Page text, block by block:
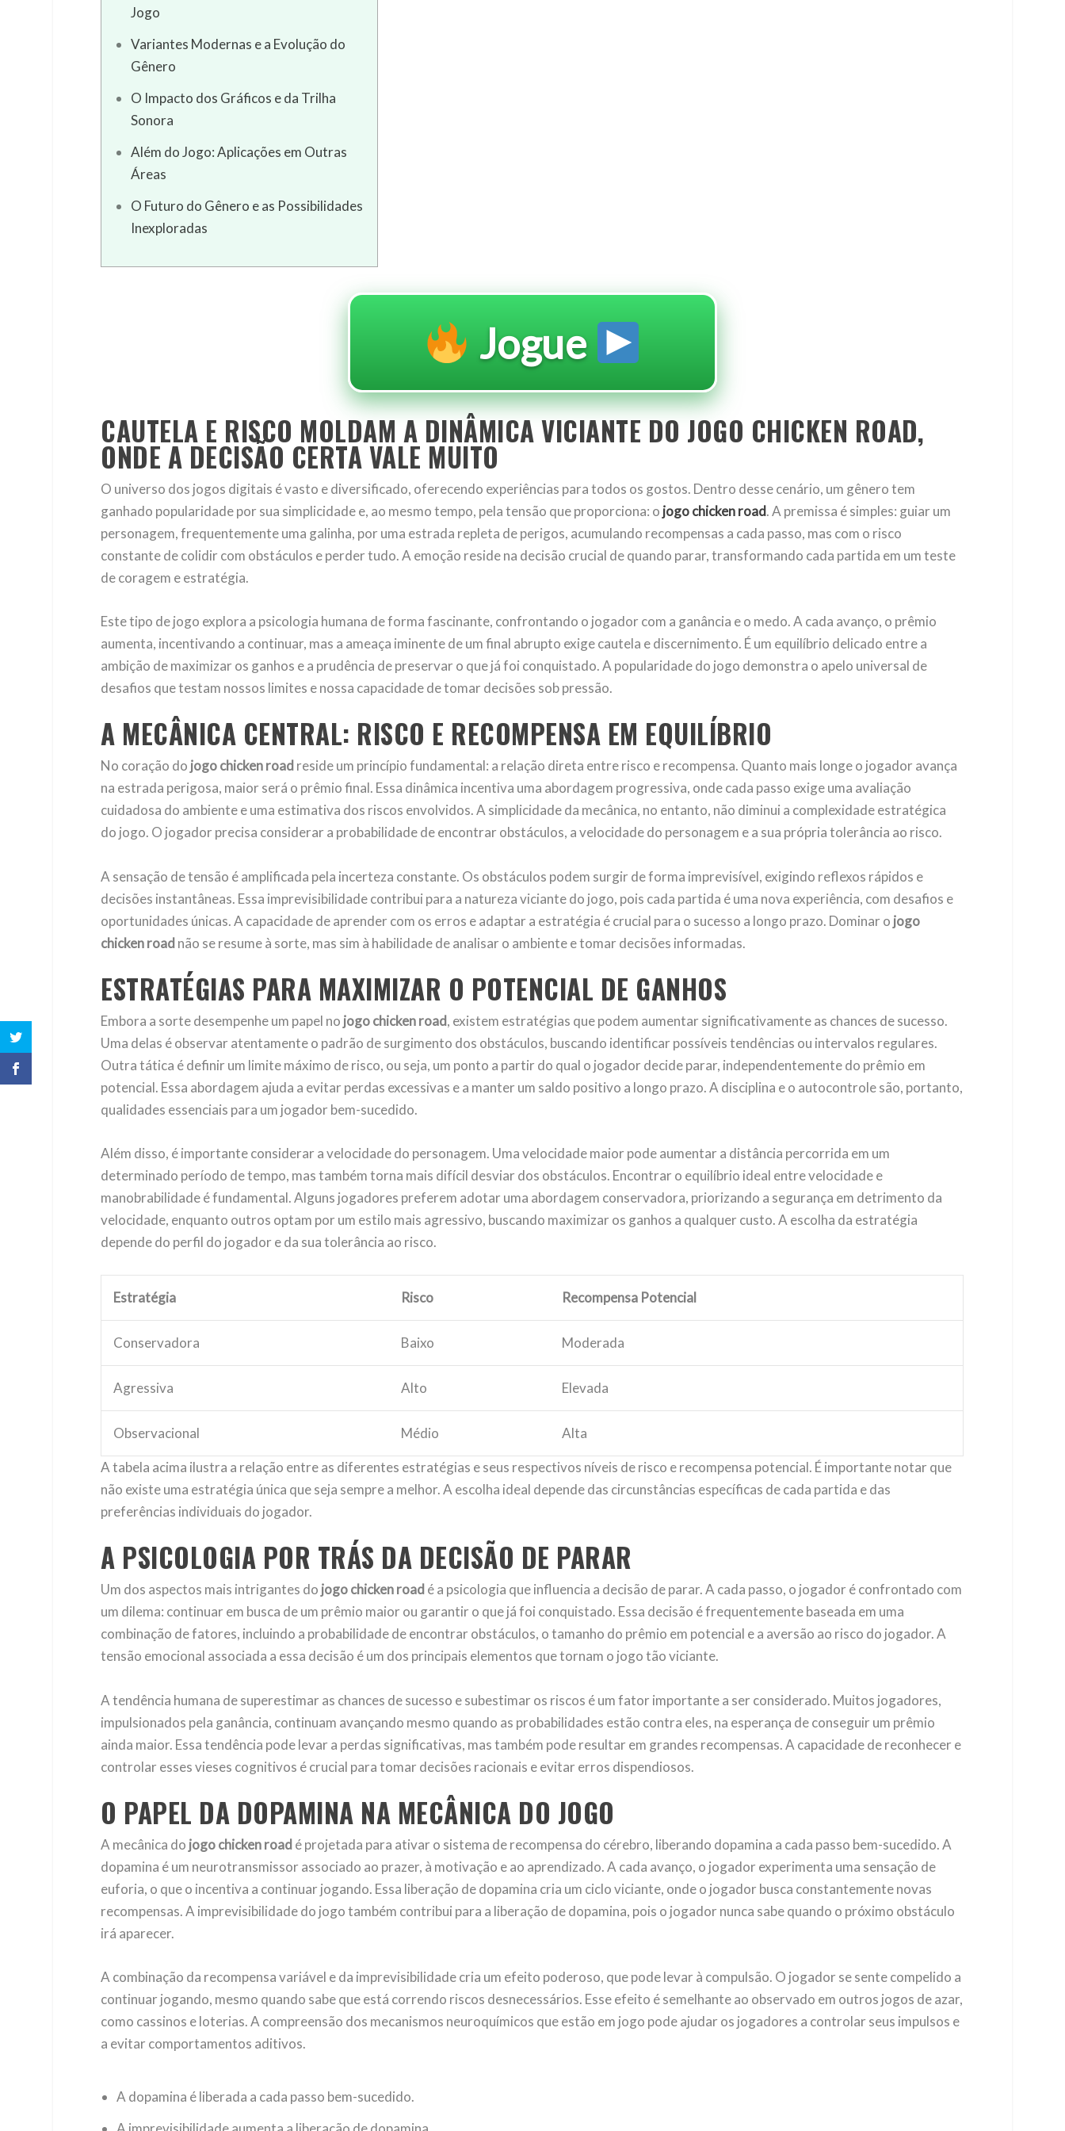
Jogo
Variantes Modernas e a Evolução do
Gênero
O Impacto dos Gráficos e da Trilha
Sonora
Além do Jogo: Aplicações em Outras
Áreas
O Futuro do Gênero e as Possibilidades
Inexploradas
Jogue
CAUTELA E RISCO MOLDAM A DINÂMICA VICIANTE DO JOGO CHICKEN ROAD,
ONDE A DECISÃO CERTA VALE MUITO
O universo dos jogos digitais é vasto e diversificado, oferecendo experiências para todos os gostos. Dentro desse cenário, um gênero tem
ganhado popularidade por sua simplicidade e, ao mesmo tempo, pela tensão que proporciona: o jogo chicken road. A premissa é simples: guiar um
personagem, frequentemente uma galinha, por uma estrada repleta de perigos, acumulando recompensas a cada passo, mas com o risco
constante de colidir com obstáculos e perder tudo. A emoção reside na decisão crucial de quando parar, transformando cada partida em um teste
de coragem e estratégia.
Este tipo de jogo explora a psicologia humana de forma fascinante, confrontando o jogador com a ganância e o medo. A cada avanço, o prêmio
aumenta, incentivando a continuar, mas a ameaça iminente de um final abrupto exige cautela e discernimento. É um equilíbrio delicado entre a
ambição de maximizar os ganhos e a prudência de preservar o que já foi conquistado. A popularidade do jogo demonstra o apelo universal de
desafios que testam nossos limites e nossa capacidade de tomar decisões sob pressão.
A MECÂNICA CENTRAL: RISCO E RECOMPENSA EM EQUILÍBRIO
No coração do jogo chicken road reside um princípio fundamental: a relação direta entre risco e recompensa. Quanto mais longe o jogador avança
na estrada perigosa, maior será o prêmio final. Essa dinâmica incentiva uma abordagem progressiva, onde cada passo exige uma avaliação
cuidadosa do ambiente e uma estimativa dos riscos envolvidos. A simplicidade da mecânica, no entanto, não diminui a complexidade estratégica
do jogo. O jogador precisa considerar a probabilidade de encontrar obstáculos, a velocidade do personagem e a sua própria tolerância ao risco.
A sensação de tensão é amplificada pela incerteza constante. Os obstáculos podem surgir de forma imprevisível, exigindo reflexos rápidos e
decisões instantâneas. Essa imprevisibilidade contribui para a natureza viciante do jogo, pois cada partida é uma nova experiência, com desafios e
oportunidades únicas. A capacidade de aprender com os erros e adaptar a estratégia é crucial para o sucesso a longo prazo. Dominar o jogo
chicken roadnão se resume à sorte, mas sim à habilidade de analisar o ambiente e tomar decisões informadas.
ESTRATÉGIAS PARA MAXIMIZAR O POTENCIAL DE GANHOS
Embora a sorte desempenhe um papel no jogo chicken road, existem estratégias que podem aumentar significativamente as chances de sucesso.
Uma delas é observar atentamente o padrão de surgimento dos obstáculos, buscando identificar possíveis tendências ou intervalos regulares.
Outra tática é definir um limite máximo de risco, ou seja, um ponto a partir do qual o jogador decide parar, independentemente do prêmio em
potencial. Essa abordagem ajuda a evitar perdas excessivas e a manter um saldo positivo a longo prazo. A disciplina e o autocontrole são, portanto,
qualidades essenciais para um jogador bem-sucedido.
Além disso, é importante considerar a velocidade do personagem. Uma velocidade maior pode aumentar a distância percorrida em um
determinado período de tempo, mas também torna mais difícil desviar dos obstáculos. Encontrar o equilíbrio ideal entre velocidade e
manobrabilidade é fundamental. Alguns jogadores preferem adotar uma abordagem conservadora, priorizando a segurança em detrimento da
velocidade, enquanto outros optam por um estilo mais agressivo, buscando maximizar os ganhos a qualquer custo. A escolha da estratégia
depende do perfil do jogador e da sua tolerância ao risco.
Estratégia Risco Recompensa Potencial
Conservadora Baixo Moderada
Agressiva Alto Elevada
Observacional Médio Alta
A tabela acima ilustra a relação entre as diferentes estratégias e seus respectivos níveis de risco e recompensa potencial. É importante notar que
não existe uma estratégia única que seja sempre a melhor. A escolha ideal depende das circunstâncias específicas de cada partida e das
preferências individuais do jogador.
A PSICOLOGIA POR TRÁS DA DECISÃO DE PARAR
Um dos aspectos mais intrigantes do jogo chicken road é a psicologia que influencia a decisão de parar. A cada passo, o jogador é confrontado com
um dilema: continuar em busca de um prêmio maior ou garantir o que já foi conquistado. Essa decisão é frequentemente baseada em uma
combinação de fatores, incluindo a probabilidade de encontrar obstáculos, o tamanho do prêmio em potencial e a aversão ao risco do jogador. A
tensão emocional associada a essa decisão é um dos principais elementos que tornam o jogo tão viciante.
A tendência humana de superestimar as chances de sucesso e subestimar os riscos é um fator importante a ser considerado. Muitos jogadores,
impulsionados pela ganância, continuam avançando mesmo quando as probabilidades estão contra eles, na esperança de conseguir um prêmio
ainda maior. Essa tendência pode levar a perdas significativas, mas também pode resultar em grandes recompensas. A capacidade de reconhecer e
controlar esses vieses cognitivos é crucial para tomar decisões racionais e evitar erros dispendiosos.
O PAPEL DA DOPAMINA NA MECÂNICA DO JOGO
A mecânica do jogo chicken roadé projetada para ativar o sistema de recompensa do cérebro, liberando dopamina a cada passo bem-sucedido. A
dopamina é um neurotransmissor associado ao prazer, à motivação e ao aprendizado. A cada avanço, o jogador experimenta uma sensação de
euforia, o que o incentiva a continuar jogando. Essa liberação de dopamina cria um ciclo viciante, onde o jogador busca constantemente novas
recompensas. A imprevisibilidade do jogo também contribui para a liberação de dopamina, pois o jogador nunca sabe quando o próximo obstáculo
irá aparecer.
A combinação da recompensa variável e da imprevisibilidade cria um efeito poderoso, que pode levar à compulsão. O jogador se sente compelido a
continuar jogando, mesmo quando sabe que está correndo riscos desnecessários. Esse efeito é semelhante ao observado em outros jogos de azar,
como cassinos e loterias. A compreensão dos mecanismos neuroquímicos que estão em jogo pode ajudar os jogadores a controlar seus impulsos e
a evitar comportamentos aditivos.
A dopamina é liberada a cada passo bem-sucedido.